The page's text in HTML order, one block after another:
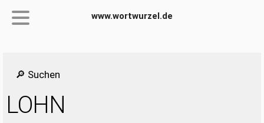
www.wortwurzel.de
🔎 Suchen
LOHN